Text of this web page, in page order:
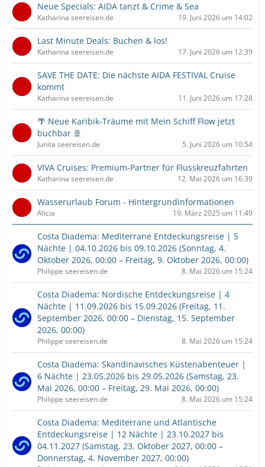
Neue Specials: AIDA tanzt & Crime & Sea
Katharina seereisen.de 19. Juni 2026 um 14:02
Last Minute Deals: Buchen & los!
Katharina seereisen.de 17. Juni 2026 um 12:39
SAVE THE DATE: Die nächste AIDA FESTIVAL Cruise
kommt
Katharina seereisen.de 11. Juni 2026 um 17:28
🌴 Neue Karibik-Träume mit Mein Schiff Flow jetzt
buchbar 🚢
Junita seereisen.de 5. Juni 2026 um 10:54
VIVA Cruises: Premium-Partner für Flusskreuzfahrten
Katharina seereisen.de 12. Mai 2026 um 16:39
Wasserurlaub Forum - Hintergrundinformationen
Alicia 19. März 2025 um 11:49
Costa Diadema: Mediterrane Entdeckungsreise | 5
Nächte | 04.10.2026 bis 09.10.2026 (Sonntag, 4.
Oktober 2026, 00:00 – Freitag, 9. Oktober 2026, 00:00)
Philippe seereisen.de 8. Mai 2026 um 15:24
Costa Diadema: Nordische Entdeckungsreise | 4
Nächte | 11.09.2026 bis 15.09.2026 (Freitag, 11.
September 2026, 00:00 – Dienstag, 15. September
2026, 00:00)
Philippe seereisen.de 8. Mai 2026 um 15:24
Costa Diadema: Skandinavisches Küstenabenteuer |
6 Nächte | 23.05.2026 bis 29.05.2026 (Samstag, 23.
Mai 2026, 00:00 – Freitag, 29. Mai 2026, 00:00)
Philippe seereisen.de 8. Mai 2026 um 15:24
Costa Diadema: Mediterrane und Atlantische
Entdeckungsreise | 12 Nächte | 23.10.2027 bis
04.11.2027 (Samstag, 23. Oktober 2027, 00:00 –
Donnerstag, 4. November 2027, 00:00)